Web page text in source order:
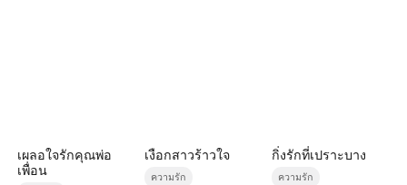
เผลอใจรักคุณพ่อ
เพื่อน
เงือกสาวร้าวใจ
ความรัก
กิ่งรักที่เปราะบาง
ความรัก